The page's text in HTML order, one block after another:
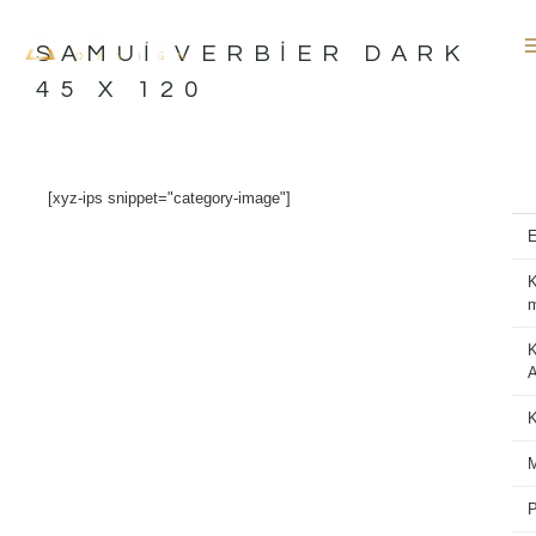
SAMUI VERBIER DARK
45 X 120
[xyz-ips snippet="category-image"]